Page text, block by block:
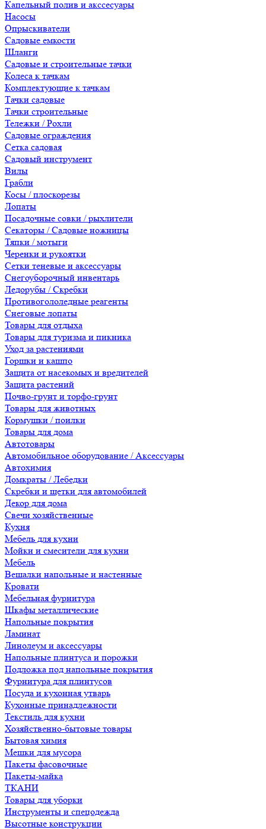
Капельный полив и акссесуары
Насосы
Опрыскиватели
Садовые емкости
Шланги
Садовые и строительные тачки
Колеса к тачкам
Комплектующие к тачкам
Тачки садовые
Тачки строительные
Тележки / Рохли
Садовые ограждения
Сетка садовая
Садовый инструмент
Вилы
Грабли
Косы / плоскорезы
Лопаты
Посадочные совки / рыхлители
Секаторы / Садовые ножницы
Тяпки / мотыги
Черенки и рукоятки
Сетки теневые и аксессуары
Снегоуборочный инвентарь
Ледорубы / Скребки
Противогололедные реагенты
Снеговые лопаты
Товары для отдыха
Товары для туризма и пикника
Уход за растениями
Горшки и кашпо
Защита от насекомых и вредителей
Защита растений
Почво-грунт и торфо-грунт
Товары для животных
Кормушки / поилки
Товары для дома
Автотовары
Автомобильное оборудование / Аксессуары
Автохимия
Домкраты / Лебедки
Скребки и щетки для автомобилей
Декор для дома
Свечи хозяйственные
Кухня
Мебель для кухни
Мойки и смесители для кухни
Мебель
Вешалки напольные и настенные
Кровати
Мебельная фурнитура
Шкафы металлические
Напольные покрытия
Ламинат
Линолеум и аксессуары
Напольные плинтуса и порожки
Подложка под напольные покрытия
Фурнитура для плинтусов
Посуда и кухонная утварь
Кухонные принадлежности
Текстиль для кухни
Хозяйственно-бытовые товары
Бытовая химия
Мешки для мусора
Пакеты фасовочные
Пакеты-майка
ТКАНИ
Товары для уборки
Инструменты и спецодежда
Высотные конструкции